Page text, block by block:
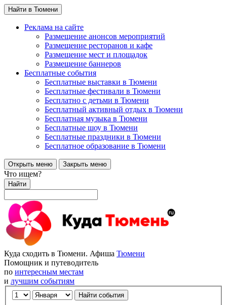
Найти в Тюмени
Реклама на сайте
Размещение анонсов мероприятий
Размещение ресторанов и кафе
Размещение мест и площадок
Размещение баннеров
Бесплатные события
Бесплатные выставки в Тюмени
Бесплатные фестивали в Тюмени
Бесплатно с детьми в Тюмени
Бесплатный активный отдых в Тюмени
Бесплатная музыка в Тюмени
Бесплатные шоу в Тюмени
Бесплатные праздники в Тюмени
Бесплатное образование в Тюмени
Открыть меню Закрыть меню
Что ищем?
Найти
Куда сходить в Тюмени. Афиша Тюмени
Помощник и путеводитель
по интересным местам
и лучшим событиям